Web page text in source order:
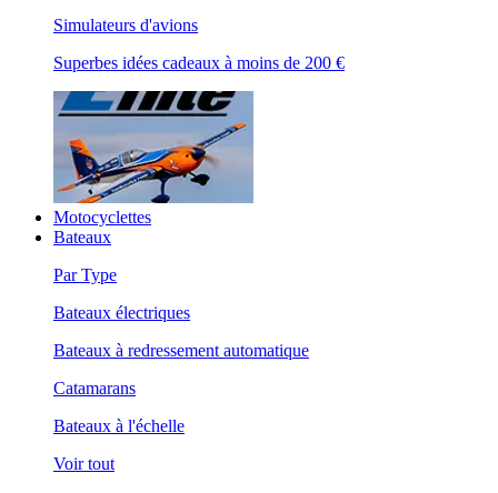
Simulateurs d'avions
Superbes idées cadeaux à moins de 200 €
Motocyclettes
Bateaux
Par Type
Bateaux électriques
Bateaux à redressement automatique
Catamarans
Bateaux à l'échelle
Voir tout